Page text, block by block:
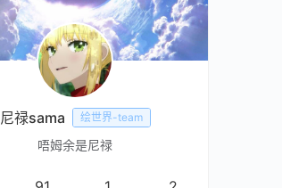
尼禄sama 绘世界-team
唔姆余是尼禄